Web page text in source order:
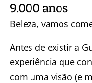
9.000 anos
Beleza, vamos
Antes de existir a
experiência que
com uma visão (e